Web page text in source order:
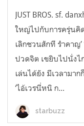
JUST BROS. sf.
ใหญ่ไปกับการครุ่นคิด
เลิกชวนสักที รำคาญ
ปวดจิต เขยิบไปนั่งไ
เล่นได้ยัง มีเวลามา
‘ไอ้เวรนี่หนิ ก...
starbuzz